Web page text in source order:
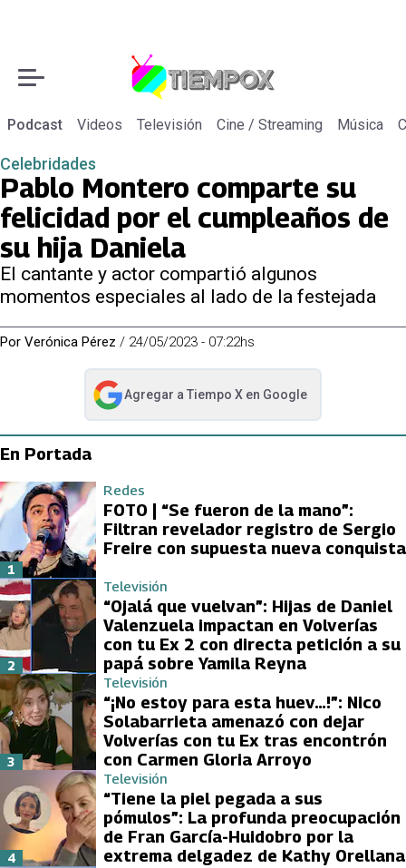
Podcast Videos Televisión Cine / Streaming Música
Celebridades
Pablo Montero comparte su
felicidad por el cumpleaños de
su hija Daniela
El cantante y actor compartió algunos
momentos especiales al lado de la festejada
Por Verónica Pérez / 24/05/2023 - 07:22hs
Agregar a Tiempo Xen Google
abre en nueva pestaña
En Portada
Redes
FOTO | “Se fueron de la mano”:
Filtran revelador registro de Sergio
Freire con supuesta nueva conquista
1
Televisión
“Ojalá que vuelvan”: Hijas de Daniel
Valenzuela impactan en Volverías
con tu Ex 2 con directa petición a su
papá sobre Yamila Reyna
2
Televisión
“¡No estoy para esta huev…!”: Nico
Solabarrieta amenazó con dejar
Volverías con tu Ex tras encontrón
con Carmen Gloria Arroyo
3
Televisión
“Tiene la piel pegada a sus
pómulos”: La profunda preocupación
de Fran García-Huidobro por la
extrema delgadez de Kathy Orellana
4